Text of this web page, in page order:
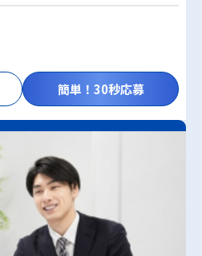
簡単！30秒応募